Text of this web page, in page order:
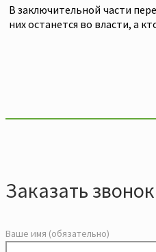
В заключительной части
них останется во власти, а
Заказать звонок
Ваше имя (обязательно)